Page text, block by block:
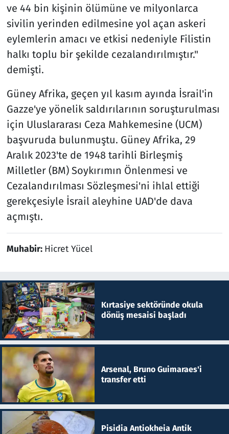
ve 44 bin kişinin ölümüne ve milyonlarca
sivilin yerinden edilmesine yol açan askeri
eylemlerin amacı ve etkisi nedeniyle Filistin
halkı toplu bir şekilde cezalandırılmıştır."
demişti.
Güney Afrika, geçen yıl kasım ayında İsrail'in
Gazze'ye yönelik saldırılarının soruşturulması
için Uluslararası Ceza Mahkemesine (UCM)
başvuruda bulunmuştu. Güney Afrika, 29
Aralık 2023'te de 1948 tarihli Birleşmiş
Milletler (BM) Soykırımın Önlenmesi ve
Cezalandırılması Sözleşmesi'ni ihlal ettiği
gerekçesiyle İsrail aleyhine UAD'de dava
açmıştı.
Muhabir: Hicret Yücel
Kırtasiye sektöründe okula
dönüş mesaisi başladı
Arsenal, Bruno Guimaraes'i
transfer etti
Pisidia Antiokheia Antik